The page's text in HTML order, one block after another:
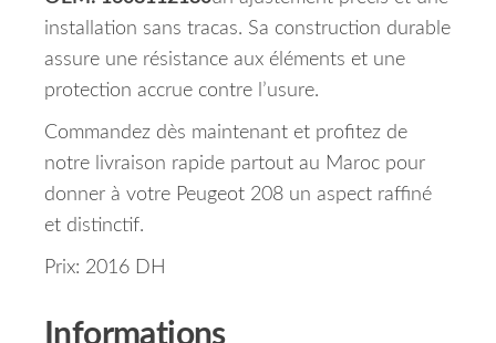
installation sans tracas. Sa construction durable
assure une résistance aux éléments et une
protection accrue contre l’usure.
Commandez dès maintenant et profitez de
notre livraison rapide partout au Maroc pour
donner à votre Peugeot 208 un aspect raffiné
et distinctif.
Prix: 2016 DH
Informations